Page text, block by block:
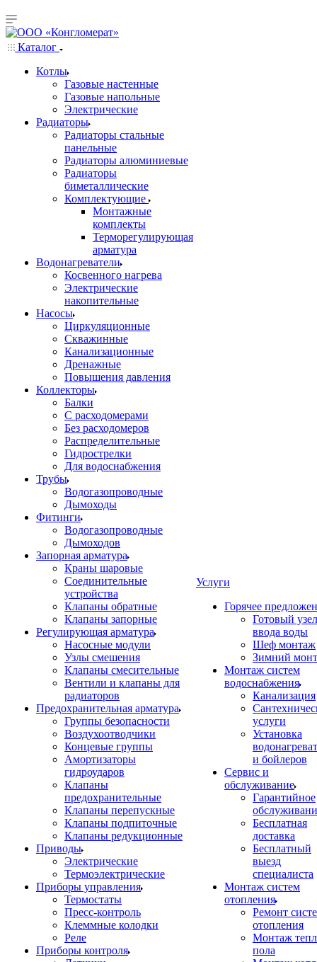
Каталог
Котлы
Газовые настенные
Газовые напольные
Электрические
Радиаторы
Радиаторы стальные
панельные
Радиаторы алюминиевые
Радиаторы
биметаллические
Комплектующие
Монтажные
комплекты
Терморегулирующая
арматура
Водонагреватели
Косвенного нагрева
Электрические
накопительные
Насосы
Циркуляционные
Скважинные
Канализационные
Дренажные
Повышения давления
Коллекторы
Балки
С расходомерами
Без расходомеров
Распределительные
Гидрострелки
Для водоснабжения
Трубы
Водогазопроводные
Дымоходы
Фитинги
Водогазопроводные
Дымоходов
Запорная арматура
Краны шаровые
Соединительные
устройства
Клапаны обратные
Клапаны запорные
Регулирующая арматура
Насосные модули
Узлы смешения
Клапаны смесительные
Вентили и клапаны для
радиаторов
Предохранительная арматура
Группы безопасности
Воздухоотводчики
Концевые группы
Амортизаторы
гидроударов
Клапаны
предохранительные
Клапаны перепускные
Клапаны подпиточные
Клапаны редукционные
Приводы
Электрические
Термоэлектрические
Приборы управления
Термостаты
Пресс-контроль
Клеммные колодки
Реле
Приборы контроля
Услуги
Горячее
Готовый узел
ввода воды
Шеф монтаж
Зимний
Монтаж систем
водоснабжения
Канализация
услуги
Установка
и бойлеров
Сервис и
обслуживание
Гарантийное
Бесплатная
доставка
Бесплатный
выезд
специалиста
Монтаж систем
отопления
Ремонт
отопления
Монтаж
пола